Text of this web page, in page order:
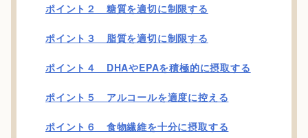
ポイント２ 糖質を適切に制限する
ポイント３ 脂質を適切に制限する
ポイント４ DHAやEPAを積極的に摂取する
ポイント５ アルコールを適度に控える
ポイント６ 食物繊維を十分に摂取する